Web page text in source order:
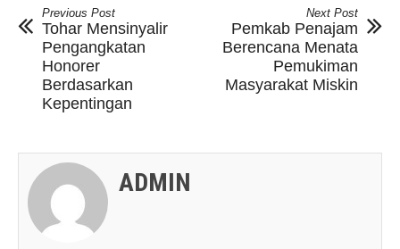
Previous Post
Tohar Mensinyalir
Pengangkatan
Honorer
Berdasarkan
Kepentingan
Next Post
Pemkab Penajam
Berencana Menata
Pemukiman
Masyarakat Miskin
ADMIN